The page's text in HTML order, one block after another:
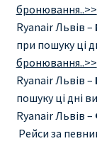
бронювання..>>
Ryanair Львів –
при пошуку ці
бронювання..>>
Ryanair Львів –
пошуку ці дні
Ryanair Львів –
Рейси за